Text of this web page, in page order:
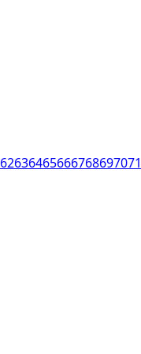
62636465666768697071